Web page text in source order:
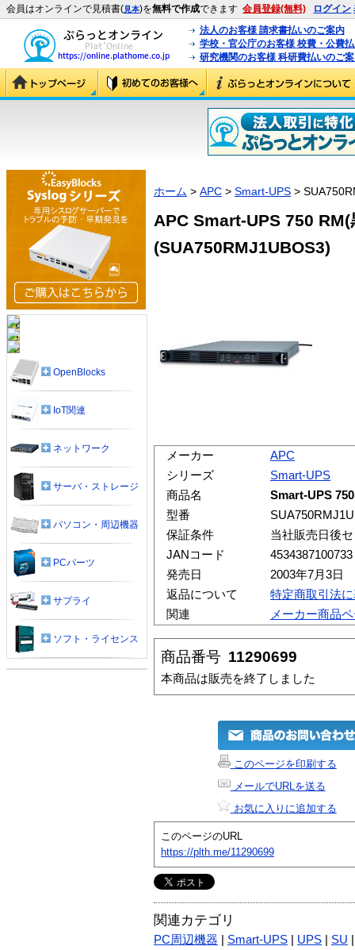
会員はオンラインで見積書(見本)を無料で作成できます 会員登録(無料) ログイン
法人のお客様 請求書払いのご案内
学校・官公庁のお客様 校費・公費
研究機関のお客様 科研費払いのご
ホーム > APC > Smart-UPS >
APC Smart-UPS 750
(SUA750RMJ1UBOS3)
メーカー
APC
シリーズ
Smart-UPS
商品名
Smart-UPS
型番
保証条件
当社販売日後
JANコード
4534387100733
発売日
2003年7月3日
返品について
特定商取引法
関連
メーカー商品
商品番号 11290699
本商品は販売を終了しました
このページを印刷する
メールでURLを送る
お気に入りに追加する
このページのURL
https://plth.me/11290699
関連カテゴリ
PC周辺機器 Smart-UPS UPS SU
OpenBlocks
IoT関連
ネットワーク
サーバ・ストレージ
パソコン・周辺機器
PCパーツ
サプライ
ソフト・ライセンス